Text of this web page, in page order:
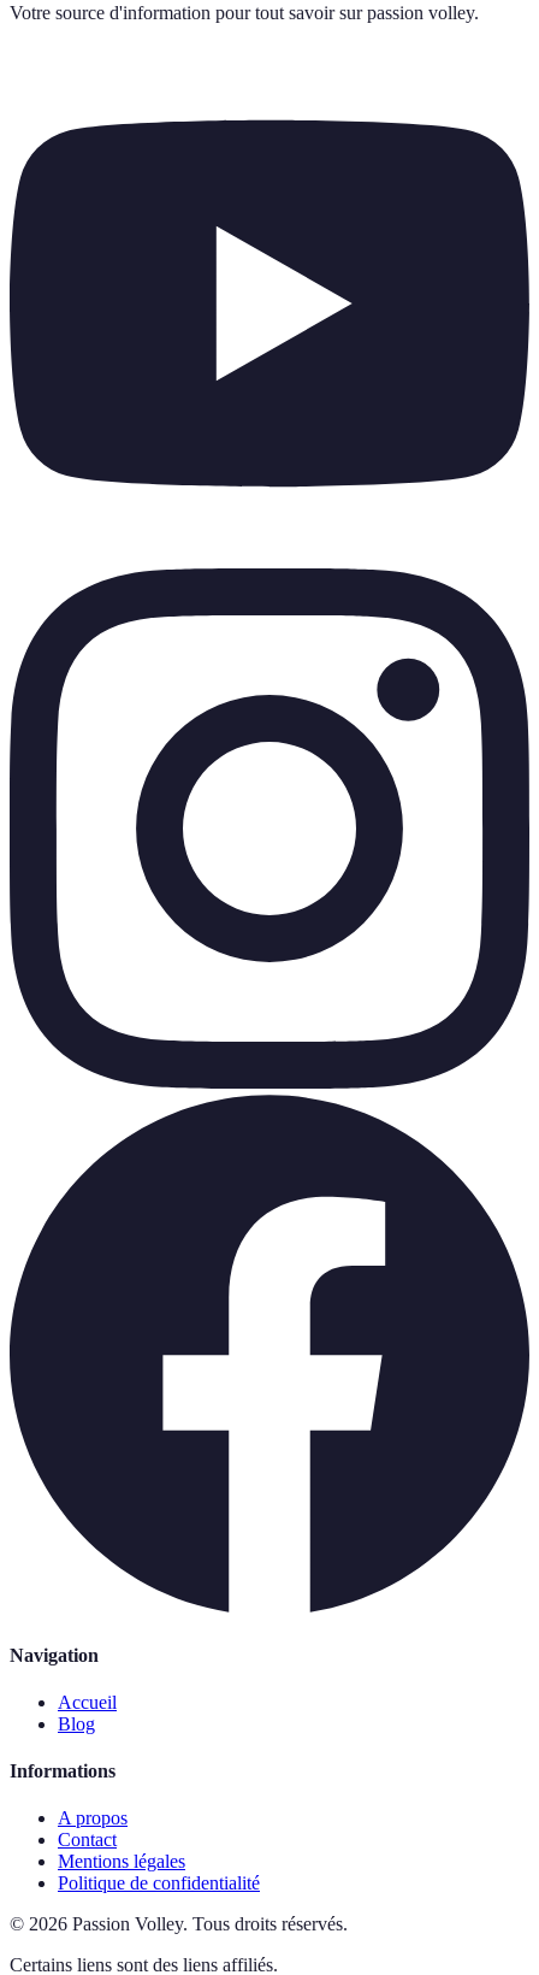
Votre source d'information pour tout savoir sur passion volley.
Navigation
Accueil
Blog
Informations
A propos
Contact
Mentions légales
Politique de confidentialité
© 2026 Passion Volley. Tous droits réservés.
Certains liens sont des liens affiliés.